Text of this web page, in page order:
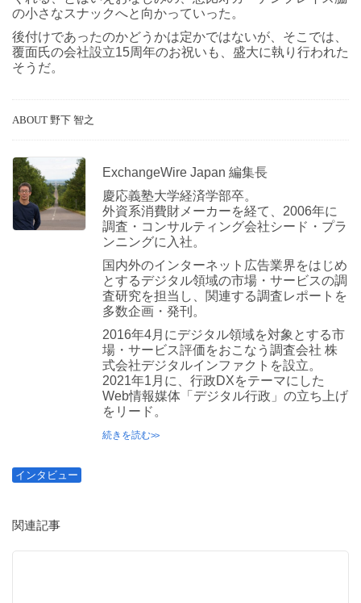
の小さなスナックへと向かっていった。
後付けであったのかどうかは定かではないが、そこでは、
覆面氏の会社設立15周年のお祝いも、盛大に執り行われた
そうだ。
ABOUT 野下 智之
ExchangeWire Japan 編集長
慶応義塾大学経済学部卒。
外資系消費財メーカーを経て、2006年に
調査・コンサルティング会社シード・プラ
ンニングに入社。
国内外のインターネット広告業界をはじめ
とするデジタル領域の市場・サービスの調
査研究を担当し、関連する調査レポートを
多数企画・発刊。
2016年4月にデジタル領域を対象とする市
場・サービス評価をおこなう調査会社 株
式会社デジタルインファクトを設立。
2021年1月に、行政DXをテーマにした
Web情報媒体「デジタル行政」の立ち上げ
をリード。
続きを読む
インタビュー
関連記事